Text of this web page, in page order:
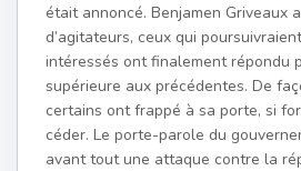
était annoncé. Benjamen Griveaux
d’agitateurs, ceux qui
intéressés ont finalement répondu
supérieure aux précédentes. De
certains ont frappé à sa porte, si
céder. Le porte-parole du
avant tout une attaque contre la